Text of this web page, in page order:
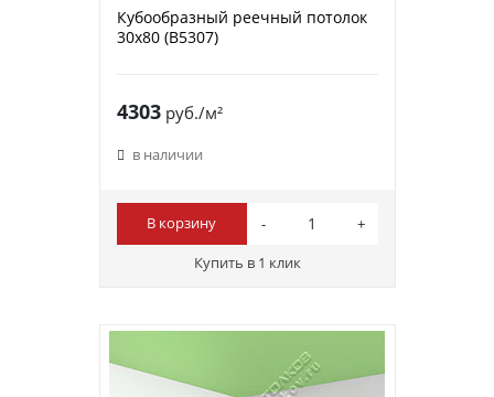
Кубообразный реечный потолок
30х80 (B5307)
4303руб./м²
в наличии
В корзину
Купить в 1 клик